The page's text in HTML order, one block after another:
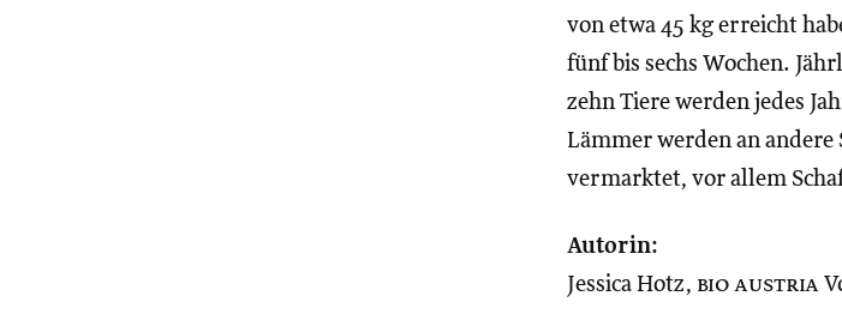
von etwa 45 kg erreicht
fünf bis sechs Wochen.
zehn Tiere werden jedes
Lämmer werden an
vermarktet, vor allem
Autorin:
Jessica Hotz, bio austria